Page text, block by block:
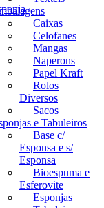
Caixas
Celofanes
Mangas
Naperons
Papel Kraft
Rolos
Diversos
Sacos
e Tabuleiros
Base c/
Esponsa e s/
Esponsa
Bioespuma e
Esferovite
Esponjas